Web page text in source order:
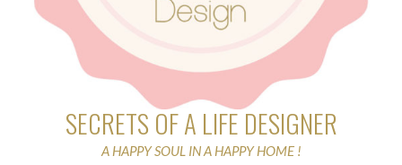
SECRETS OF A LIFE DESIGNER
A HAPPY SOUL IN A HAPPY HOME !